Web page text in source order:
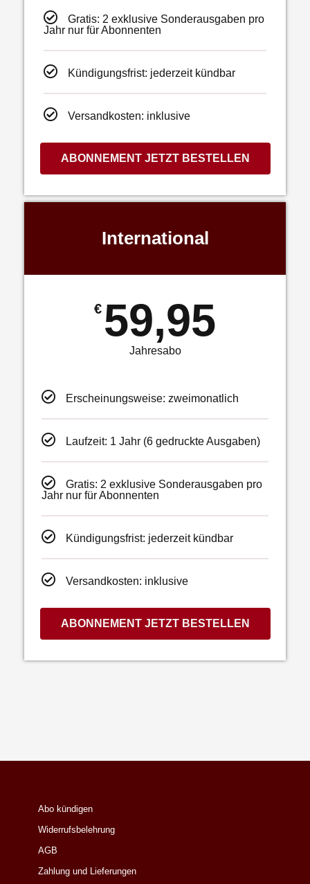
Gratis: 2 exklusive Sonderausgaben pro
Jahr nur für Abonnenten
Kündigungsfrist: jederzeit kündbar
Versandkosten: inklusive
ABONNEMENT JETZT BESTELLEN
International
€ 59,95
Jahresabo
Erscheinungsweise: zweimonatlich
Laufzeit: 1 Jahr (6 gedruckte Ausgaben)
Gratis: 2 exklusive Sonderausgaben pro
Jahr nur für Abonnenten
Kündigungsfrist: jederzeit kündbar
Versandkosten: inklusive
ABONNEMENT JETZT BESTELLEN
Abo kündigen
Widerrufsbelehrung
AGB
Zahlung und Lieferungen